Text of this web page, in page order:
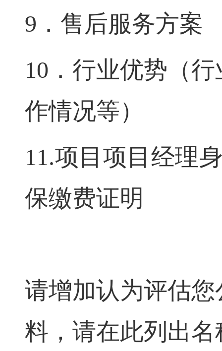
9． 售后服务方案
10． 行业优势（
作情况等）
11.项目 项目经理
保缴费证明
请增加认为评估
料，请在此列出